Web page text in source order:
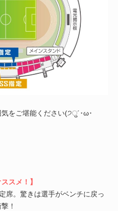
気をご堪能ください(੭ु´･ω･
スメ！】
席。驚きは選手がベンチに戻っ
！